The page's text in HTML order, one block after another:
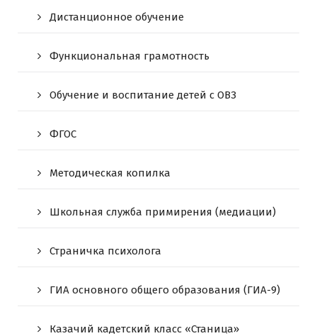
Дистанционное обучение
Функциональная грамотность
Обучение и воспитание детей с ОВЗ
ФГОС
Методическая копилка
Школьная служба примирения (медиации)
Страничка психолога
ГИА основного общего образования (ГИА-9)
Казачий кадетский класс «Станица»